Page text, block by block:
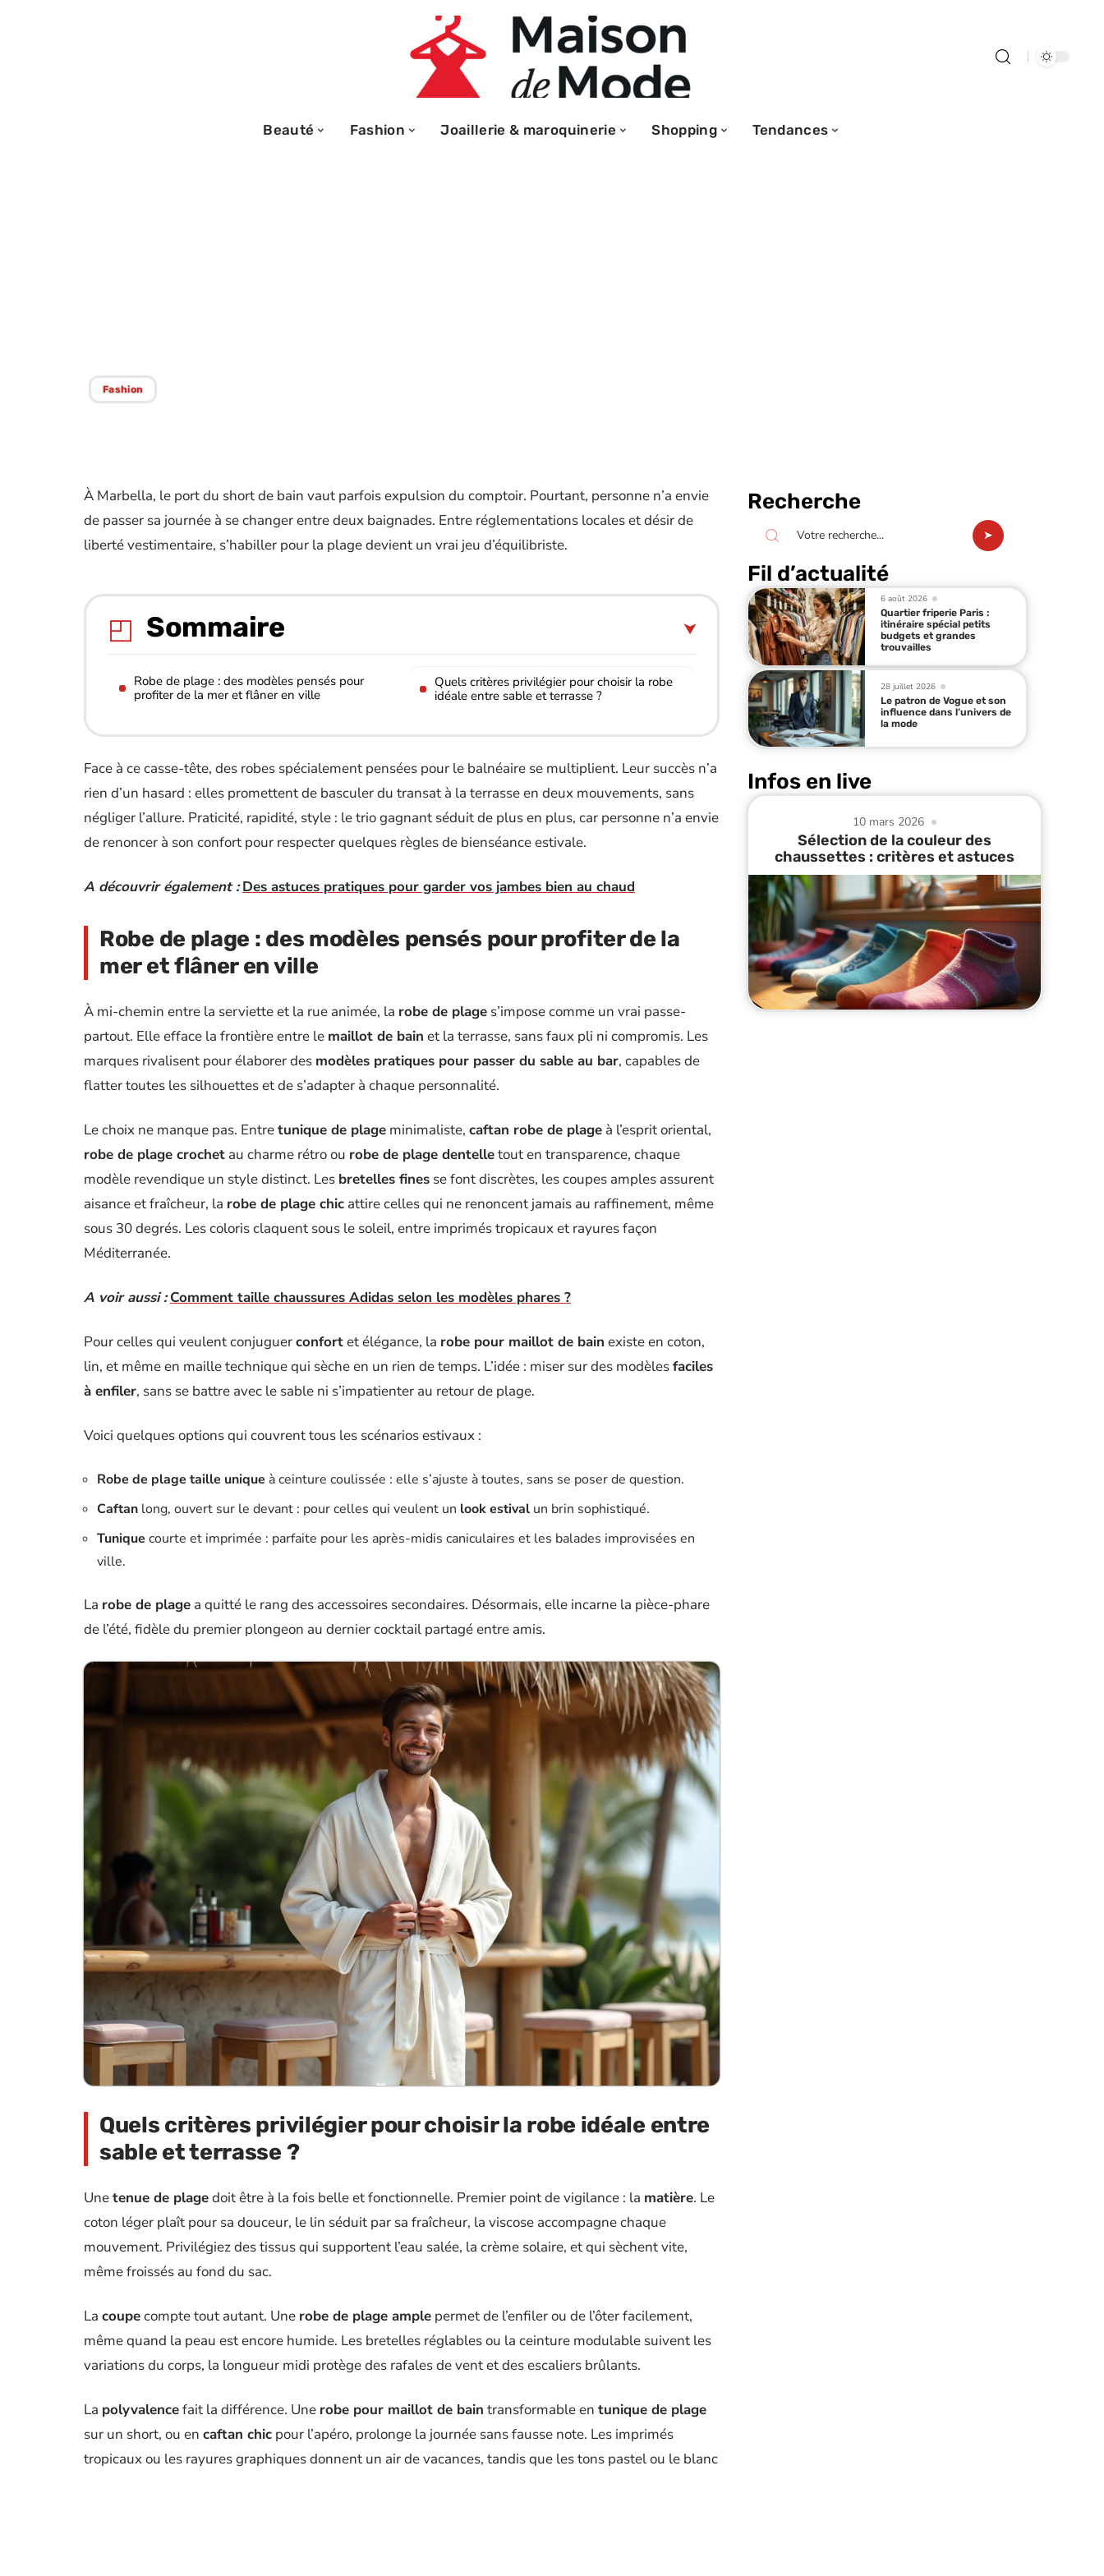
Beauté Fashion Joaillerie & maroquinerie Shopping Tendances
Fashion
À Marbella, le port du short de bain vaut parfois expulsion du comptoir. Pourtant, personne n’a envie
de passer sa journée à se changer entre deux baignades. Entre réglementations locales et désir de
liberté vestimentaire, s’habiller pour la plage devient un vrai jeu d’équilibriste.
Sommaire
Robe de plage : des modèles pensés pour
profiter de la mer et flâner en ville
Quels critères privilégier pour choisir la robe
idéale entre sable et terrasse ?
Face à ce casse-tête, des robes spécialement pensées pour le balnéaire se multiplient. Leur succès n’a
rien d’un hasard : elles promettent de basculer du transat à la terrasse en deux mouvements, sans
négliger l’allure. Praticité, rapidité, style : le trio gagnant séduit de plus en plus, car personne n’a envie
de renoncer à son confort pour respecter quelques règles de bienséance estivale.
A découvrir également : Des astuces pratiques pour garder vos jambes bien au chaud
Robe de plage : des modèles pensés pour profiter de la
mer et flâner en ville
À mi-chemin entre la serviette et la rue animée, la robe de plage s’impose comme un vrai passe-
partout. Elle efface la frontière entre le maillot de bain et la terrasse, sans faux pli ni compromis. Les
marques rivalisent pour élaborer des modèles pratiques pour passer du sable au bar, capables de
flatter toutes les silhouettes et de s’adapter à chaque personnalité.
Le choix ne manque pas. Entretunique de plage minimaliste, caftan robe de plage à l’esprit oriental,
robe de plage crochet au charme rétro ou robe de plage dentelletout en transparence, chaque
modèle revendique un style distinct. Les bretelles fines se font discrètes, les coupes amples assurent
aisance et fraîcheur, la robe de plage chic attire celles qui ne renoncent jamais au raffinement, même
sous 30 degrés. Les coloris claquent sous le soleil, entre imprimés tropicaux et rayures façon
Méditerranée.
A voir aussi : Comment taille chaussures Adidas selon les modèles phares ?
Pour celles qui veulent conjuguerconfortet élégance, la robe pour maillot de bain existe en coton,
lin, et même en maille technique qui sèche en un rien de temps. L’idée : miser sur des modèlesfaciles
à enfiler, sans se battre avec le sable ni s’impatienter au retour de plage.
Voici quelques options qui couvrent tous les scénarios estivaux :
Robe de plage taille unique à ceinture coulissée : elle s’ajuste à toutes, sans se poser de question.
Caftan long, ouvert sur le devant : pour celles qui veulent un look estival un brin sophistiqué.
Tunique courte et imprimée : parfaite pour les après-midis caniculaires et les balades improvisées en
ville.
La robe de plage a quitté le rang des accessoires secondaires. Désormais, elle incarne la pièce-phare
de l’été, fidèle du premier plongeon au dernier cocktail partagé entre amis.
Quels critères privilégier pour choisir la robe idéale entre
sable et terrasse ?
Unetenue de plagedoit être à la fois belle et fonctionnelle. Premier point de vigilance : la matière. Le
coton léger plaît pour sa douceur, le lin séduit par sa fraîcheur, la viscose accompagne chaque
mouvement. Privilégiez des tissus qui supportent l’eau salée, la crème solaire, et qui sèchent vite,
même froissés au fond du sac.
La coupecompte tout autant. Une robe de plage ample permet de l’enfiler ou de l’ôter facilement,
même quand la peau est encore humide. Les bretelles réglables ou la ceinture modulable suivent les
variations du corps, la longueur midi protège des rafales de vent et des escaliers brûlants.
La polyvalencefait la différence. Une robe pour maillot de bain transformable en tunique de plage
sur un short, ou en caftan chic pour l’apéro, prolonge la journée sans fausse note. Les imprimés
tropicaux ou les rayures graphiques donnent un air de vacances, tandis que les tons pastel ou le blanc
Recherche
Fil d’actualité
6 août 2026
Quartier friperie Paris :
itinéraire spécial petits
budgets et grandes
trouvailles
28 juillet 2026
Le patron de Vogue et son
influence dans l’univers de
la mode
Infos en live
10 mars 2026
Sélection de la couleur des
chaussettes : critères et astuces